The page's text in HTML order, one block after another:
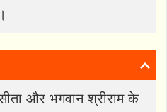
और भगवान श्रीराम के